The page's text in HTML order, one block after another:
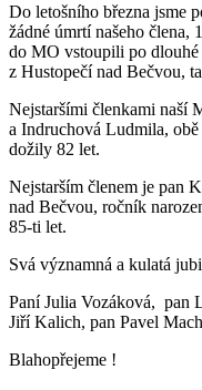
Do letošního března jsme
žádné úmrtí našeho člena,
do MO vstoupili po
z Hustopečí nad Bečvou,
Nejstaršími členkami naší
a Indruchová Ludmila,
dožily 82 let.
Nejstarším členem je pan
nad Bečvou, ročník
85-ti let.
Svá významná a kulatá
Paní Julia Vozáková, pan
Jiří Kalich, pan Pavel
Blahopřejeme !